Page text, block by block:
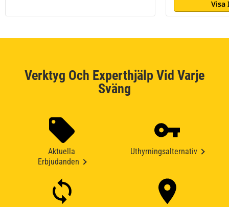
Visa
Verktyg Och Experthjälp Vid Varje
Sväng
Aktuella
Erbjudanden
Uthyrningsalternativ